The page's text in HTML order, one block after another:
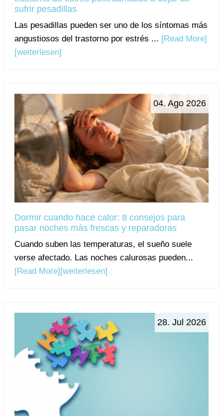
sufrir pesadillas
Las pesadillas pueden ser uno de los síntomas más
angustiosos del trastorno por estrés ... [Read More]
[weiterlesen]
04. Ago 2026
Dormir cuando hace calor: 8 consejos para
pasar noches más frescas y reparadoras
Cuando suben las temperaturas, el sueño suele
verse afectado. Las noches calurosas pueden...
[Read More] [weiterlesen]
28. Jul 2026